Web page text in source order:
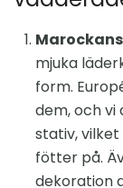
mjuka
form.
dem, och
stativ,
fötter på.
dekoration